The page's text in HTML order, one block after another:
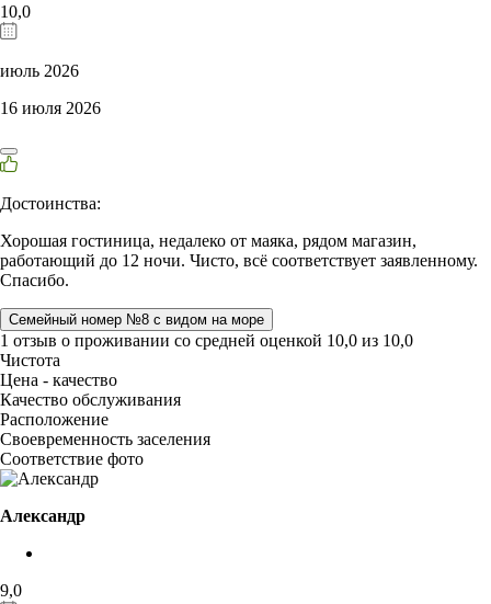
10,0
июль 2026
16 июля 2026
Достоинства:
Хорошая гостиница, недалеко от маяка, рядом магазин,
работающий до 12 ночи. Чисто, всё соответствует заявленному.
Спасибо.
Семейный номер №8 с видом на море
1 отзыв о проживании со средней оценкой 10,0 из 10,0
Чистота
Цена - качество
Качество обслуживания
Расположение
Своевременность заселения
Соответствие фото
Александр
9,0